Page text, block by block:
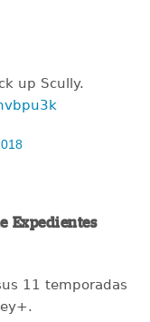
up Scully.
Expedientes
11 temporadas